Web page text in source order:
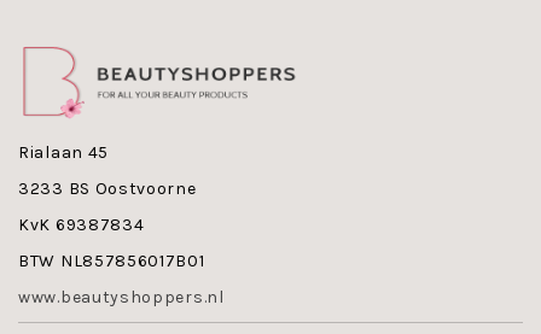
Er is momenteel cadeauxset leverbaar:
Phyris Hyaluron Power set bevat -
Rialaan 45
3233 BS Oostvoorne
KvK 69387834
BTW NL857856017B01
www.beautyshoppers.nl